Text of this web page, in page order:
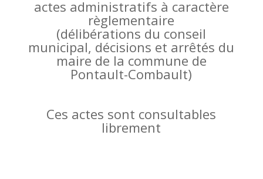
actes administratifs à caractère
règlementaire
(délibérations du conseil
municipal, décisions et arrêtés du
maire de la commune de
Pontault-Combault)
Ces actes sont consultables
librement